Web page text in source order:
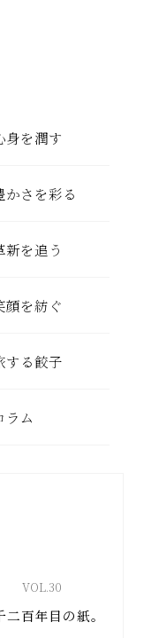
身を潤す
かさを彩る
新を追う
顔を紡ぐ
する餃子
ラム
VOL.30
二百年目の紙。